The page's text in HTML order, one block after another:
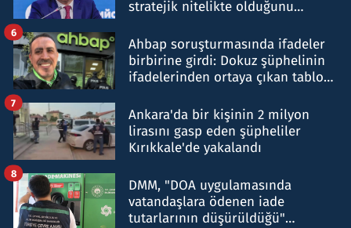
stratejik nitelikte olduğunu
Ahbap soruşturmasında ifadeler
birbirine girdi: Dokuz şüphelinin
ifadelerinden ortaya çıkan tablo
6
Ankara'da bir kişinin 2 milyon
lirasını gasp eden şüpheliler
Kırıkkale'de yakalandı
7
DMM, "DOA uygulamasında
vatandaşlara ödenen iade
tutarlarının düşürüldüğü"
8